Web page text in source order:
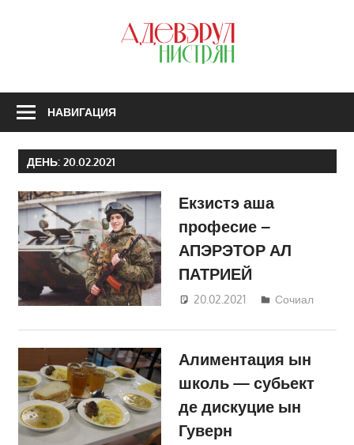
НАВИГАЦИЯ
ДЕНЬ: 20.02.2021
Екзистэ аша
професие –
АПЭРЭТОР АЛ
ПАТРИЕЙ
20.02.2021
Татьяна
Сочиал
Алиментация ын
школь — субьект
де дискуцие ын
Гуверн